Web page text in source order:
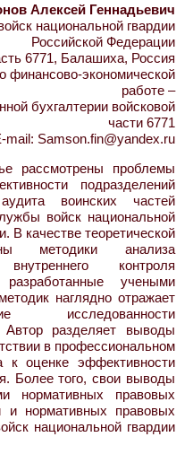
Алексей Геннадьевич
национальной гвардии
Российской Федерации
6771, Балашиха, Россия
финансово-экономической
работе –
бухгалтерии войсковой
части 6771
mail: Samson.fin@yandex.ru
рассмотрены проблемы
подразделений
воинских частей
войск национальной
В качестве теоретической
методики анализа
контроля
учеными
наглядно отражает
исследованности
Автор разделяет выводы
в профессиональном
к оценке эффективности
Более того, свои выводы
нормативных правовых
и нормативных правовых
национальной гвардии